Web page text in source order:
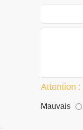
Attention :
Mauvais